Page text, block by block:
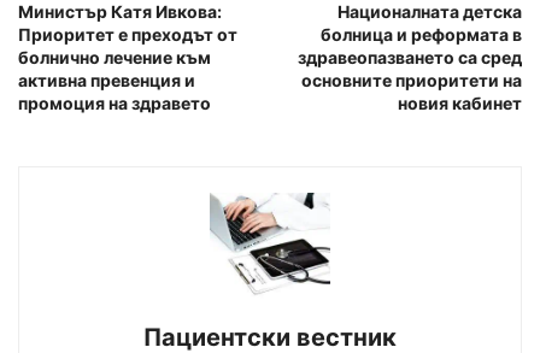
Министър Катя Ивкова:
Приоритет е преходът от
болнично лечение към
активна превенция и
промоция на здравето
Националната детска
болница и реформата в
здравеопазването са сред
основните приоритети на
новия кабинет
Пациентски вестник